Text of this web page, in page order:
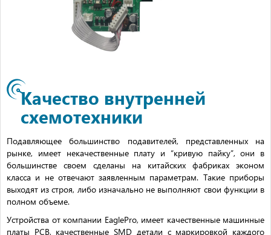
Качество внутренней
схемотехники
Подавляющее большинство подавителей, представленных на
рынке, имеет некачественные плату и “кривую пайку”, они в
большинстве своем сделаны на китайских фабриках эконом
класса и не отвечают заявленным параметрам. Такие приборы
выходят из строя, либо изначально не выполняют свои функции в
полном объеме.
Устройства от компании EaglePro, имеет качественные машинные
платы PCB, качественные SMD детали с маркировкой каждого